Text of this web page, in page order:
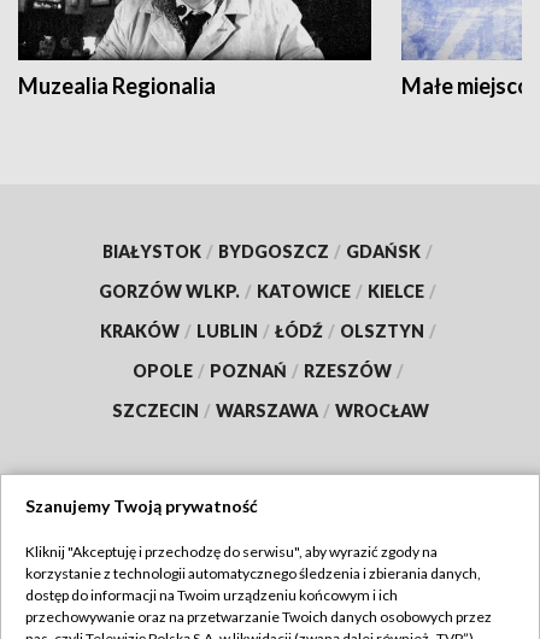
Muzealia Regionalia Małe
BIAŁYSTOK / BYDGOSZCZ / GDAŃSK /
GORZÓW WLKP. / KATOWICE / KIELCE /
KRAKÓW / LUBLIN / ŁÓDŹ / OLSZTYN /
OPOLE / POZNAŃ / RZESZÓW /
SZCZECIN / WARSZAWA / WROCŁAW
TVP
Abonament TVP
Regulamin TVP
Szanujemy Twoją prywatność
Kliknij "Akceptuję i przechodzę do serwisu", aby wyrazić zgody na
korzystanie z technologii automatycznego śledzenia i zbierania danych,
dostęp do informacji na Twoim urządzeniu końcowym i ich
przechowywanie oraz na przetwarzanie Twoich danych osobowych przez